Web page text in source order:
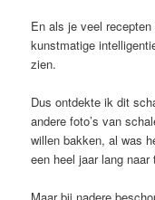
En als je veel
kunstmatige
zien.
Dus ontdekte ik dit
andere foto’s van
willen bakken, al was
een heel jaar lang naar